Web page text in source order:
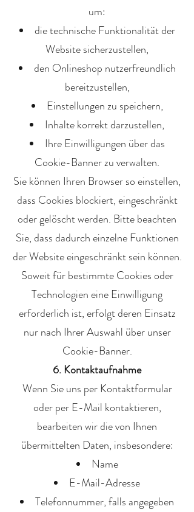
um:
die technische Funktionalität der
Website sicherzustellen,
den Onlineshop nutzerfreundlich
bereitzustellen,
Einstellungen zu speichern,
Inhalte korrekt darzustellen,
Ihre Einwilligungen über das
Cookie-Banner zu verwalten.
Sie können Ihren Browser so einstellen,
dass Cookies blockiert, eingeschränkt
oder gelöscht werden. Bitte beachten
Sie, dass dadurch einzelne Funktionen
der Website eingeschränkt sein können.
Soweit für bestimmte Cookies oder
Technologien eine Einwilligung
erforderlich ist, erfolgt deren Einsatz
nur nach Ihrer Auswahl über unser
Cookie-Banner.
6. Kontaktaufnahme
Wenn Sie uns per Kontaktformular
oder per E-Mail kontaktieren,
bearbeiten wir die von Ihnen
übermittelten Daten, insbesondere:
Name
E-Mail-Adresse
Telefonnummer, falls angegeben